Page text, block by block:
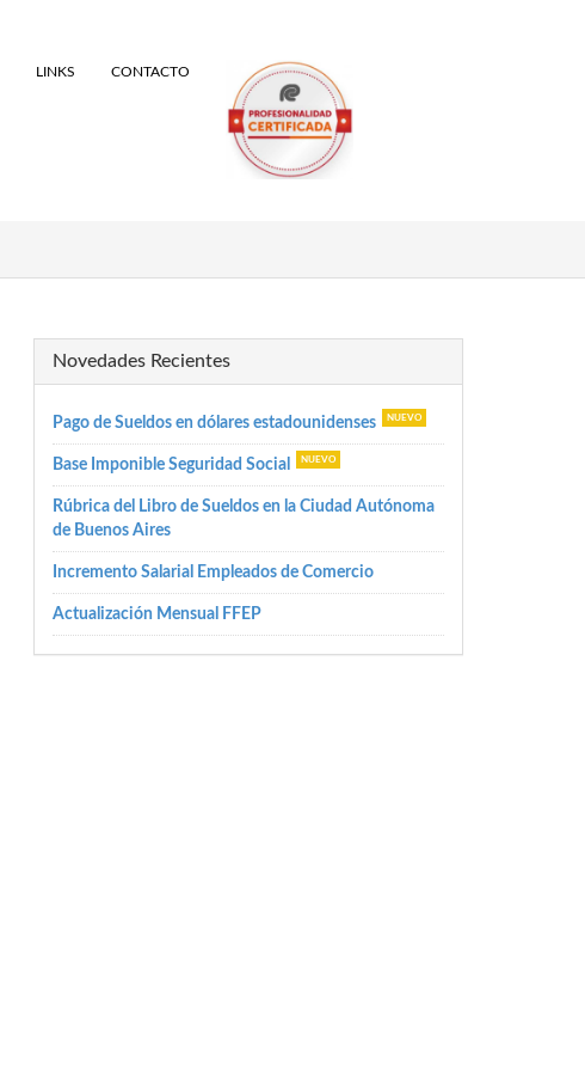
LINKS CONTACTO
Novedades Recientes
Pago de Sueldos en dólares estadounidenses
Base Imponible Seguridad Social
Rúbrica del Libro de Sueldos en la Ciudad Autónoma
de Buenos Aires
Incremento Salarial Empleados de Comercio
Actualización Mensual FFEP